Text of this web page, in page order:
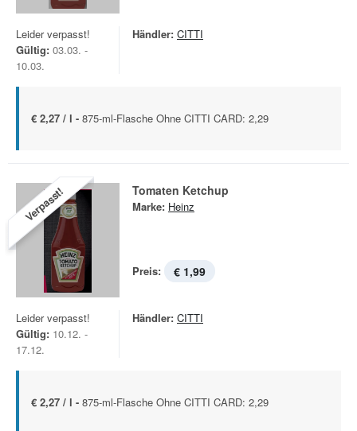
Leider verpasst!
Gültig: 03.03. -
10.03.
Händler: CITTI
€ 2,27 / l - 875-ml-Flasche Ohne CITTI CARD: 2,29
Verpasst! Tomaten Ketchup
Marke: Heinz
Preis: € 1,99
Leider verpasst!
Gültig: 10.12. -
17.12.
Händler: CITTI
€ 2,27 / l - 875-ml-Flasche Ohne CITTI CARD: 2,29